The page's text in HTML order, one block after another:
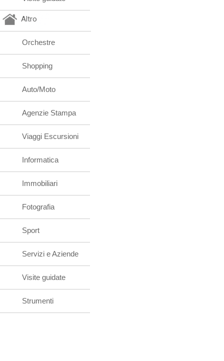
Altro
Orchestre
Shopping
Auto/Moto
Agenzie Stampa
Viaggi Escursioni
Informatica
Immobiliari
Fotografia
Sport
Servizi e Aziende
Visite guidate
Strumenti